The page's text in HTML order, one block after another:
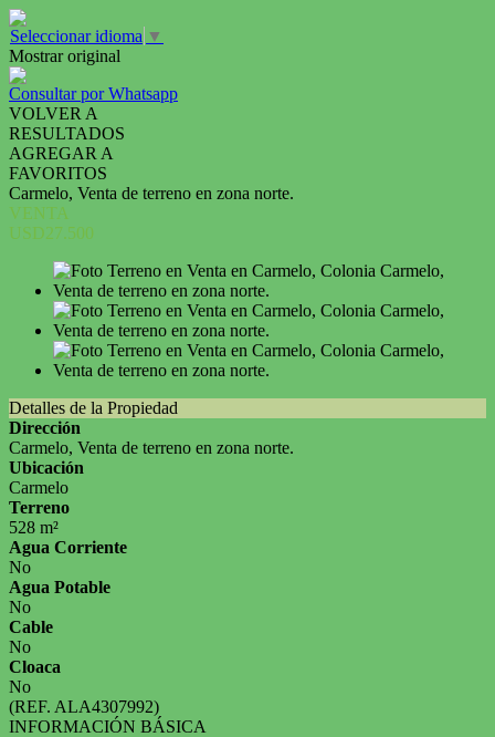
Seleccionar idioma ▼
Mostrar original
Consultar por Whatsapp
VOLVER A
RESULTADOS
AGREGAR A
FAVORITOS
Carmelo, Venta de terreno en zona norte.
VENTA
USD27.500
Detalles de la Propiedad
Dirección
Carmelo, Venta de terreno en zona norte.
Ubicación
Carmelo
Terreno
528 m²
Agua Corriente
No
Agua Potable
No
Cable
No
Cloaca
No
(REF. ALA4307992)
INFORMACIÓN BÁSICA